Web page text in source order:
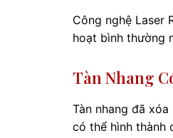
Công nghệ Laser
hoạt bình thường
Tàn Nhang
Tàn nhang đã
có thể hình thành